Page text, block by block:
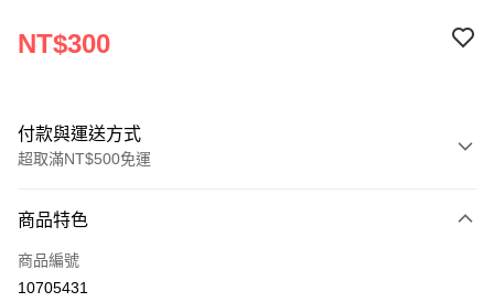
NT$300
付款與運送方式
超取滿NT$500免運
信用卡一次付款
超商取貨付款
商品特色
商品編號
10705431